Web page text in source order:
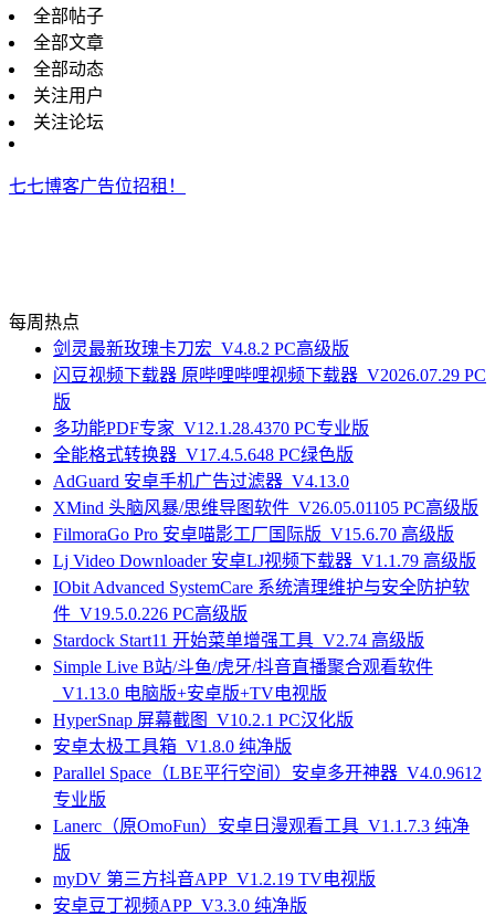
全部帖子
全部文章
全部动态
关注用户
关注论坛
七七博客广告位招租！
每周热点
剑灵最新玫瑰卡刀宏_V4.8.2 PC高级版
闪豆视频下载器 原哔哩哔哩视频下载器_V2026.07.29 PC
版
多功能PDF专家_V12.1.28.4370 PC专业版
全能格式转换器_V17.4.5.648 PC绿色版
AdGuard 安卓手机广告过滤器_V4.13.0
XMind 头脑风暴/思维导图软件_V26.05.01105 PC高级版
FilmoraGo Pro 安卓喵影工厂国际版_V15.6.70 高级版
Lj Video Downloader 安卓LJ视频下载器_V1.1.79 高级版
IObit Advanced SystemCare 系统清理维护与安全防护软
件_V19.5.0.226 PC高级版
Stardock Start11 开始菜单增强工具_V2.74 高级版
Simple Live B站/斗鱼/虎牙/抖音直播聚合观看软件
_V1.13.0 电脑版+安卓版+TV电视版
HyperSnap 屏幕截图_V10.2.1 PC汉化版
安卓太极工具箱_V1.8.0 纯净版
Parallel Space（LBE平行空间）安卓多开神器_V4.0.9612
专业版
Lanerc（原OmoFun）安卓日漫观看工具_V1.1.7.3 纯净
版
myDV 第三方抖音APP_V1.2.19 TV电视版
安卓豆丁视频APP_V3.3.0 纯净版